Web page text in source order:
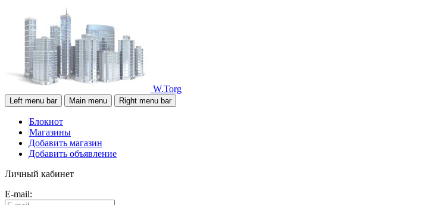
W.Torg
Left menu bar Main menu Right menu bar
Блокнот
Магазины
Добавить магазин
Добавить объявление
Личный кабинет
E-mail: